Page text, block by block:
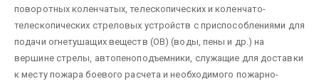
поворотных коленчатых, телескопических и коленчато-
телескопических стреловых устройств с приспособлениями для
подачи огнетушащих веществ (ОВ) (воды, пены и др.) на
вершине стрелы, автопеноподъемники, служащие для доставки
к месту пожара боевого расчета и необходимого пожарно-